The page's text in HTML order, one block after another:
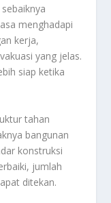
menghadapi
kerja,
yang jelas.
siap ketika
tahan
bangunan
konstruksi
jumlah
ditekan.